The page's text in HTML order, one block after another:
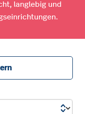
langlebig und